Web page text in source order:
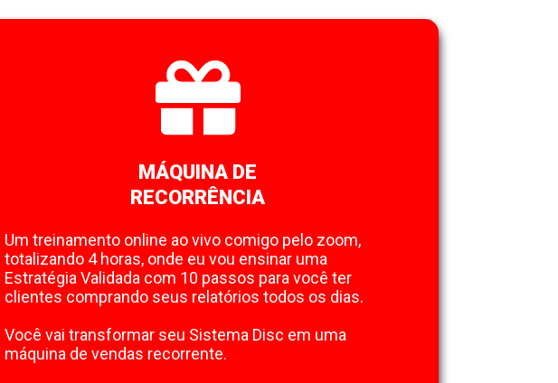
MÁQUINA DE
RECORRÊNCIA
Um treinamento online ao vivo comigo pelo zoom,
totalizando 4 horas, onde eu vou ensinar uma
Estratégia Validada com 10 passos para você ter
clientes comprando seus relatórios todos os dias.
Você vai transformar seu Sistema Disc em uma
máquina de vendas recorrente.